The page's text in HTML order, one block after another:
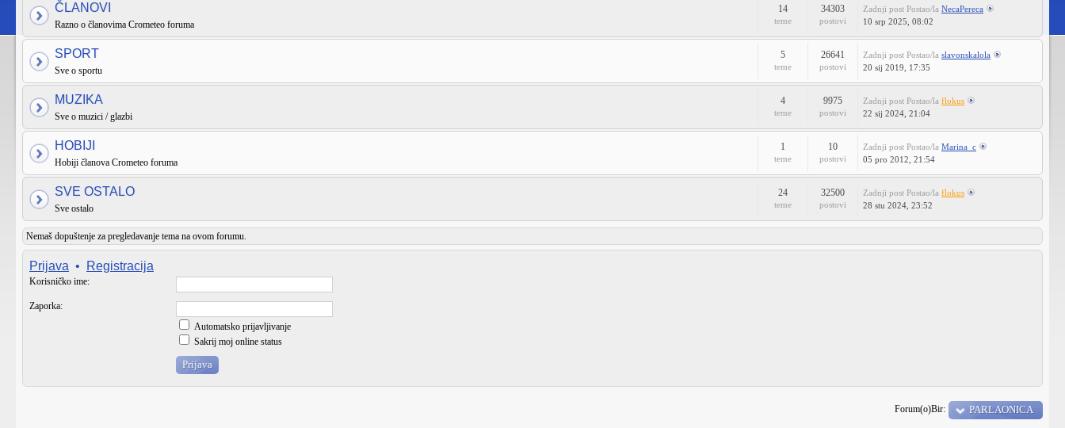
ČLANOVI
Razno o članovima Crometeo foruma
14
teme
34303
postovi
Zadnji post Postao/la NecaPereca
10 srp 2025, 08:02
SPORT
Sve o sportu
5
teme
26641
postovi
Zadnji post Postao/la slavonskalola
20 sij 2019, 17:35
MUZIKA
Sve o muzici / glazbi
4
teme
9975
postovi
Zadnji post Postao/la flokus
22 sij 2024, 21:04
HOBIJI
Hobiji članova Crometeo foruma
1
teme
10
postovi
Zadnji post Postao/la Marina_c
05 pro 2012, 21:54
SVE OSTALO
Sve ostalo
24
teme
32500
postovi
Zadnji post Postao/la flokus
28 stu 2024, 23:52
Nemaš dopuštenje za pregledavanje tema na ovom forumu.
Prijava • Registracija
Korisničko ime:
Zaporka:
Automatsko prijavljivanje
Sakrij moj online status
Forum(o)Bir: PARLAONICA